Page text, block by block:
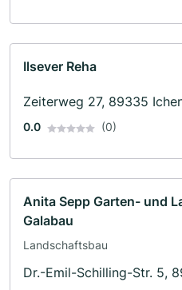
Ilsever Reha
Zeiterweg 27, 89335
0.0 (0)
Anita Sepp Garten- und
Galabau
Landschaftsbau
Dr.-Emil-Schilling-Str. 5,